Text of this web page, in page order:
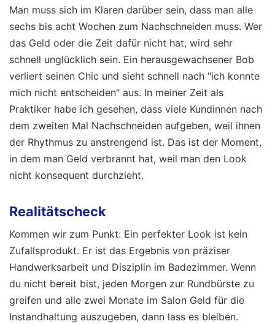
Man muss sich im Klaren darüber sein, dass man alle
sechs bis acht Wochen zum Nachschneiden muss. Wer
das Geld oder die Zeit dafür nicht hat, wird sehr
schnell unglücklich sein. Ein herausgewachsener Bob
verliert seinen Chic und sieht schnell nach "ich konnte
mich nicht entscheiden" aus. In meiner Zeit als
Praktiker habe ich gesehen, dass viele Kundinnen nach
dem zweiten Mal Nachschneiden aufgeben, weil ihnen
der Rhythmus zu anstrengend ist. Das ist der Moment,
in dem man Geld verbrannt hat, weil man den Look
nicht konsequent durchzieht.
Realitätscheck
Kommen wir zum Punkt: Ein perfekter Look ist kein
Zufallsprodukt. Er ist das Ergebnis von präziser
Handwerksarbeit und Disziplin im Badezimmer. Wenn
du nicht bereit bist, jeden Morgen zur Rundbürste zu
greifen und alle zwei Monate im Salon Geld für die
Instandhaltung auszugeben, dann lass es bleiben.